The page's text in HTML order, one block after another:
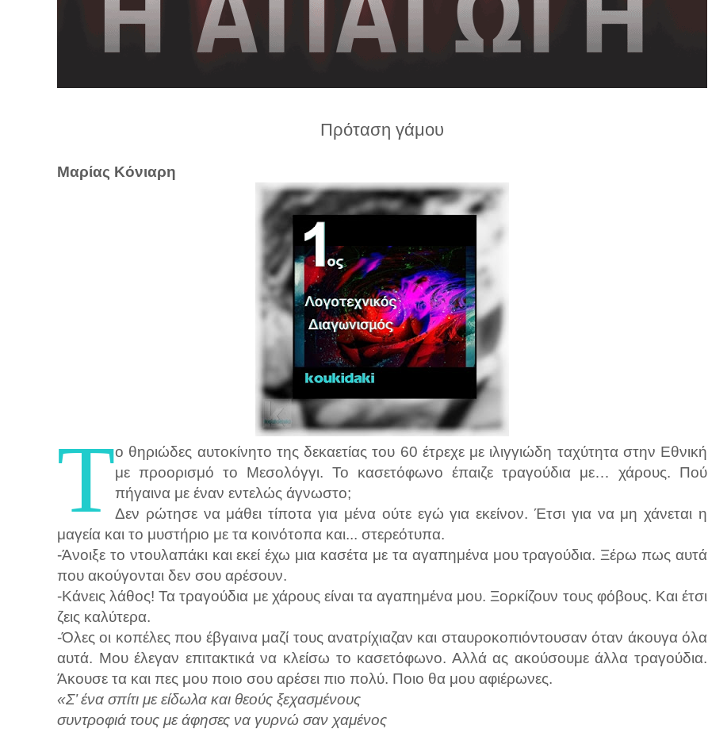
Πρόταση γάμου
Μαρίας Κόνιαρη
Το θηριώδες αυτοκίνητο της δεκαετίας του 60 έτρεχε με ιλιγγιώδη ταχύτητα στην Εθνική
με προορισμό το Μεσολόγγι. Το κασετόφωνο έπαιζε τραγούδια με… χάρους. Πού
πήγαινα με έναν εντελώς άγνωστο;
Δεν ρώτησε να μάθει τίποτα για μένα ούτε εγώ για εκείνον. Έτσι για να μη χάνεται η
μαγεία και το μυστήριο με τα κοινότοπα και... στερεότυπα.
-Άνοιξε το ντουλαπάκι και εκεί έχω μια κασέτα με τα αγαπημένα μου τραγούδια. Ξέρω πως αυτά
που ακούγονται δεν σου αρέσουν.
-Κάνεις λάθος! Τα τραγούδια με χάρους είναι τα αγαπημένα μου. Ξορκίζουν τους φόβους. Και έτσι
ζεις καλύτερα.
-Όλες οι κοπέλες που έβγαινα μαζί τους ανατρίχιαζαν και σταυροκοπιόντουσαν όταν άκουγα όλα
αυτά. Μου έλεγαν επιτακτικά να κλείσω το κασετόφωνο. Αλλά ας ακούσουμε άλλα τραγούδια.
Άκουσε τα και πες μου ποιο σου αρέσει πιο πολύ. Ποιο θα μου αφιέρωνες.
«Σ’ ένα σπίτι με είδωλα και θεούς ξεχασμένους
συντροφιά τους με άφησες να γυρνώ σαν χαμένος